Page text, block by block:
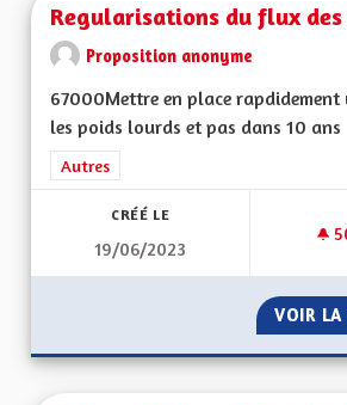
Regularisations du flux des
Proposition anonyme
67000Mettre en place rapdidement
les poids lourds et pas dans 10 ans
Filtrer les résultats de la catégorie :
Autres
CRÉÉ LE
19/06/2023
VOIR LA